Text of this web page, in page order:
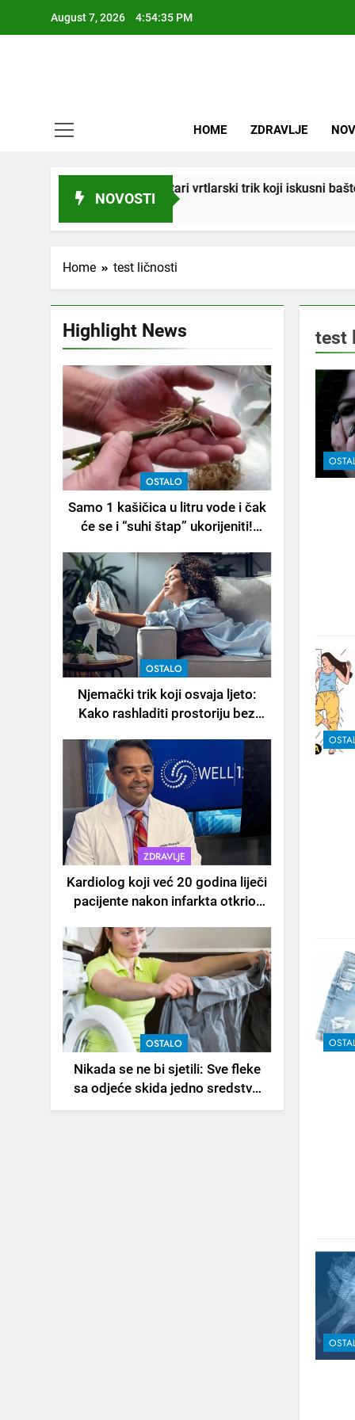
August 7, 2026 4:54:36 PM
HOME ZDRAVLJE
NOVOSTI
ukorijeniti! Stari vrtlarski trik koji iskusni baštovani čuvaju
Home test ličnosti
Highlight News
OSTALO
Samo 1 kašičica u litru vode i čak
će se i “suhi štap” ukorijeniti!
baštovani čuvaju godinama
OSTALO
Njemački trik koji osvaja ljeto:
Kako rashladiti prostoriju bez
ZDRAVLJE
Kardiolog koji već 20 godina liječi
pacijente nakon infarkta otkrio:
praktikujem prije 9 sati – mnogi
ih rade svakog dana!
OSTALO
Nikada se ne bi sjetili: Sve fleke
sa odjeće skida jedno sredstvo
koje svi imamo u kući
test